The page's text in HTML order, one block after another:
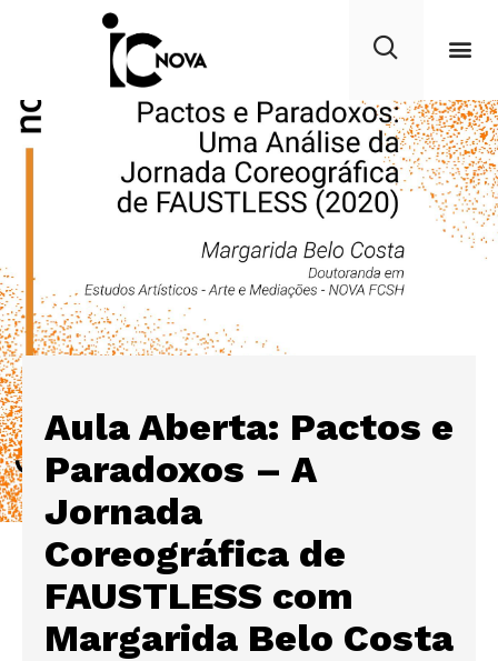
Aula Aberta: Pactos e
Paradoxos – A
Jornada
Coreográfica de
FAUSTLESS com
Margarida Belo Costa